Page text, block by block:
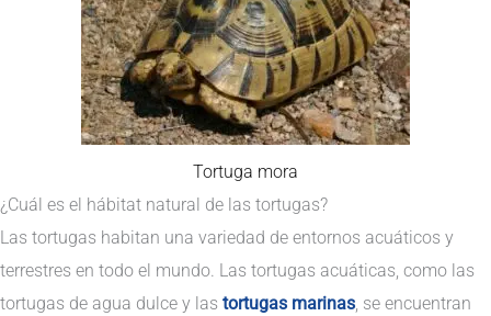
Tortuga mora
¿Cuál es el hábitat natural de las tortugas?
Las tortugas habitan una variedad de entornos acuáticos y
terrestres en todo el mundo. Las tortugas acuáticas, como las
tortugas de agua dulce y las tortugas marinas, se encuentran